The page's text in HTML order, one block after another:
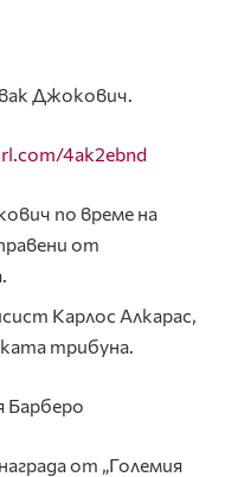
Джокович.
4ak2ebnd
по време на
от
Карлос Алкарас,
трибуна.
Барберо
от „Големия